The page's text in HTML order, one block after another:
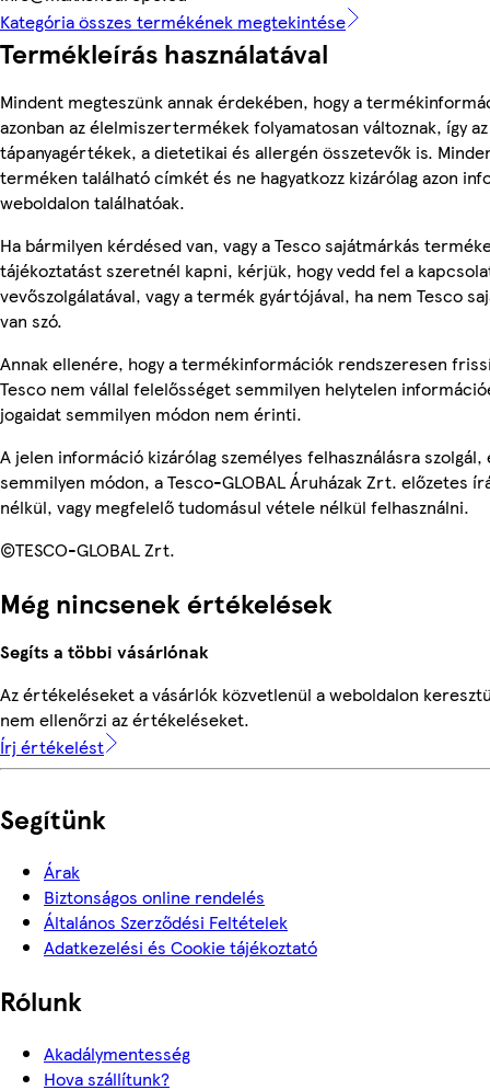
Kategória összes termékének megtekintése
Termékleírás használatával
Mindent megteszünk annak érdekében, hogy a
azonban az élelmiszertermékek folyamatosan változnak, így
tápanyagértékek, a dietetikai és allergén összetevők is.
terméken található címkét és ne hagyatkozz kizárólag azon
weboldalon találhatóak.
Ha bármilyen kérdésed van, vagy a Tesco sajátmárkás
tájékoztatást szeretnél kapni, kérjük, hogy vedd fel a
vevőszolgálatával, vagy a termék gyártójával, ha nem Tesco
van szó.
Annak ellenére, hogy a termékinformációk rendszeresen
Tesco nem vállal felelősséget semmilyen helytelen
jogaidat semmilyen módon nem érinti.
A jelen információ kizárólag személyes felhasználásra
semmilyen módon, a Tesco-GLOBAL Áruházak Zrt. előzetes
nélkül, vagy megfelelő tudomásul vétele nélkül felhasználni.
©TESCO-GLOBAL Zrt.
Még nincsenek értékelések
Segíts a többi vásárlónak
Az értékeléseket a vásárlók közvetlenül a weboldalon
nem ellenőrzi az értékeléseket.
Írj értékelést
Segítünk
Árak
Biztonságos online rendelés
Általános Szerződési Feltételek
Adatkezelési és Cookie tájékoztató
Rólunk
Akadálymentesség
Hova szállítunk?